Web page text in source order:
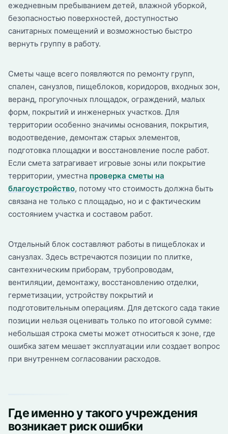
ежедневным пребыванием детей, влажной уборкой,
безопасностью поверхностей, доступностью
санитарных помещений и возможностью быстро
вернуть группу в работу.
Сметы чаще всего появляются по ремонту групп,
спален, санузлов, пищеблоков, коридоров, входных зон,
веранд, прогулочных площадок, ограждений, малых
форм, покрытий и инженерных участков. Для
территории особенно значимы основания, покрытия,
водоотведение, демонтаж старых элементов,
подготовка площадки и восстановление после работ.
Если смета затрагивает игровые зоны или покрытие
территории, уместна проверка сметы на
благоустройство, потому что стоимость должна быть
связана не только с площадью, но и с фактическим
состоянием участка и составом работ.
Отдельный блок составляют работы в пищеблоках и
санузлах. Здесь встречаются позиции по плитке,
сантехническим приборам, трубопроводам,
вентиляции, демонтажу, восстановлению отделки,
герметизации, устройству покрытий и
подготовительным операциям. Для детского сада такие
позиции нельзя оценивать только по итоговой сумме:
небольшая строка сметы может относиться к зоне, где
ошибка затем мешает эксплуатации или создает вопрос
при внутреннем согласовании расходов.
Где именно у такого учреждения
возникает риск ошибки